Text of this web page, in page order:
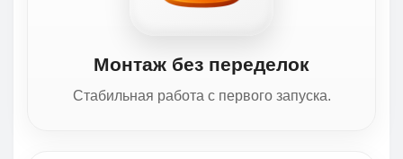
Монтаж без переделок
Стабильная работа с первого запуска.